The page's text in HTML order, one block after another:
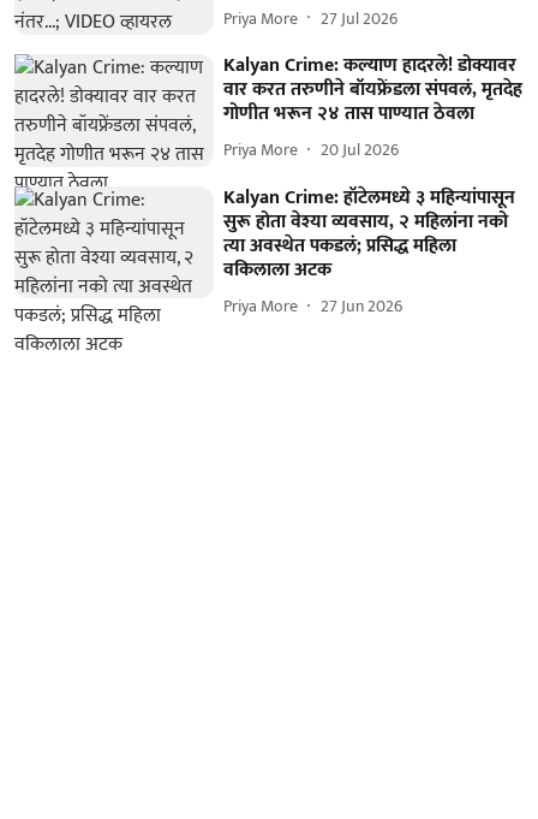
Priya More 27 Jul 2026
Kalyan Crime: कल्याण हादरले! डोक्यावर
वार करत तरुणीने बॉयफ्रेंडला संपवलं, मृतदेह
गोणीत भरून २४ तास पाण्यात ठेवला
Priya More 20 Jul 2026
Kalyan Crime: हॉटेलमध्ये ३ महिन्यांपासून
सुरू होता वेश्या व्यवसाय, २ महिलांना नको
त्या अवस्थेत पकडलं; प्रसिद्ध महिला
वकिलाला अटक
Priya More 27 Jun 2026